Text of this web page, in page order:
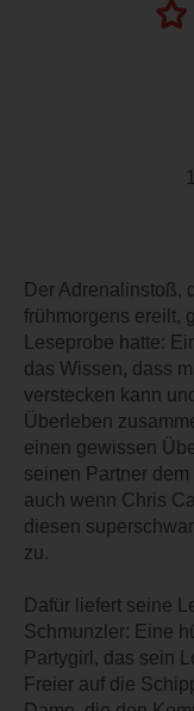
Der Adrenalinstoß,
frühmorgens ereilt,
Leseprobe hatte:
das Wissen, dass
verstecken kann
Überleben
einen gewissen
seinen Partner
auch wenn Chris
diesen
zu.
Dafür liefert seine
Schmunzler: Eine
Partygirl, das sein
Freier auf die